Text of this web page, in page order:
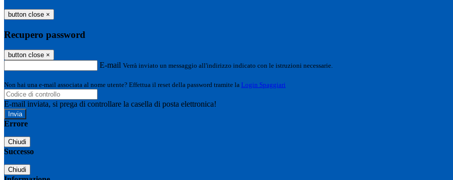
button close ×
Recupero password
button close ×
E-mail Verrà inviato un messaggio all'indirizzo indicato con le istruzioni necessarie.
Non hai una e-mail associata al nome utente? Effettua il reset della password tramite la Login Spaggiari
E-mail inviata, si prega di controllare la casella di posta elettronica!
Errore
Chiudi
Successo
Chiudi